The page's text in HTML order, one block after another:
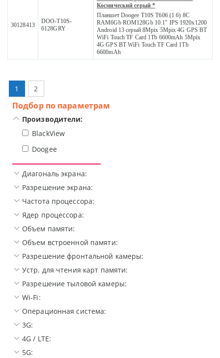
30128413
DOO-T10S-
6128GRY
Космический серый *
Планшет Doogee T10S T606 (1.6) 8C
RAM6Gb ROM128Gb 10.1" IPS 1920x1200
Android 13 серый 8Mpix 5Mpix 4G GPS BT
WiFi Touch TF Card 1Tb 6600mAh 5Mpix
4G GPS BT WiFi Touch TF Card 1Tb
6600mAh
1 2
Подбор по параметрам
Производители:
BlackView
Doogee
Диагональ экрана:
Разрешение экрана:
Частота процессора:
Ядер процессора:
Объем памяти:
Объем встроенной памяти:
Разрешение фронтальной камеры:
Устр. для чтения карт памяти:
Разрешение тыловой камеры:
Wi-Fi:
Операционная система:
3G:
4G / LTE:
5G: